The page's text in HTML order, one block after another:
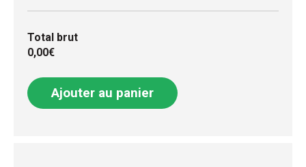
Total brut
0,00€
Ajouter au panier